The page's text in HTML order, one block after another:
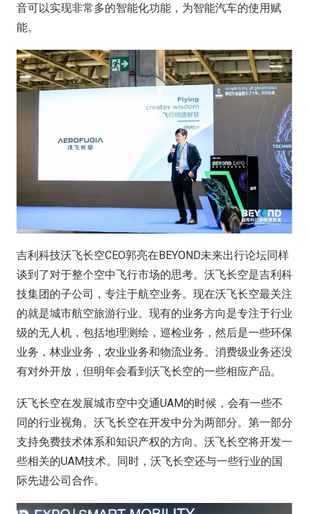
音可以实现非常多的智能化功能，为智能汽车的使用赋
能。
吉利科技沃飞长空CEO郭亮在BEYOND未来出行论坛同样
谈到了对于整个空中飞行市场的思考。沃飞长空是吉利科
技集团的子公司，专注于航空业务。现在沃飞长空最关注
的就是城市航空旅游行业。现有的业务方向是专注于行业
级的无人机，包括地理测绘，巡检业务，然后是一些环保
业务，林业业务，农业业务和物流业务。消费级业务还没
有对外开放，但明年会看到沃飞长空的一些相应产品。
沃飞长空在发展城市空中交通UAM的时候，会有一些不
同的行业视角。沃飞长空在开发中分为两部分。第一部分
支持免费技术体系和知识产权的方向。沃飞长空将开发一
些相关的UAM技术。同时，沃飞长空还与一些行业的国
际先进公司合作。